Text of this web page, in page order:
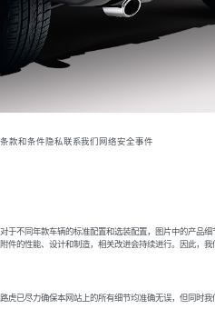
条款和条件隐私联系我们网络安全事件
对于不同年款车辆的标准配置和选装配置，图片中的产品
附件的性能、设计和制造，相关改进会持续进行。因此，我
路虎已尽力确保本网站上的所有细节均准确无误，但同时